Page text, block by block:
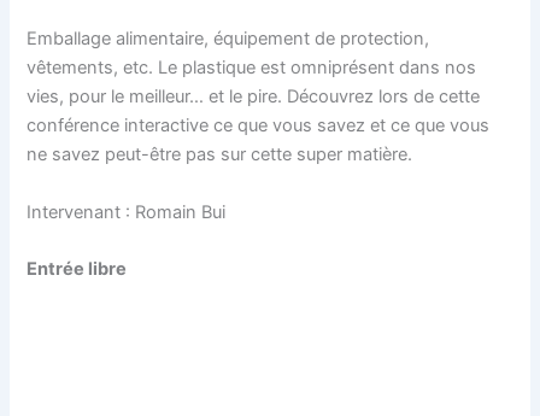
Emballage alimentaire, équipement de protection,
vêtements, etc. Le plastique est omniprésent dans nos
vies, pour le meilleur… et le pire. Découvrez lors de cette
conférence interactive ce que vous savez et ce que vous
ne savez peut-être pas sur cette super matière.
Intervenant : Romain Bui
Entrée libre